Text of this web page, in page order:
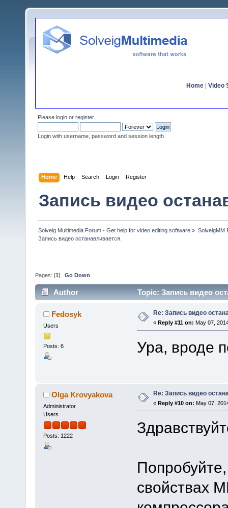
Home Video
Please login or register.
Login with username, password and session length
Home Help Search Login Register
Запись видео
Solveig Multimedia Forum - Get help for video editing software » SolveigMM
Запись видео останавливается.
Pages: [1 ] Go Down
Author Topic: Запись видео
Fedosyk
Users
Posts: 6
Re: Запись видео
« Reply #11 on: May 07,
Ура, вроде
Olga Krovyakova
Administrator
Users
Posts: 1222
Re: Запись видео
« Reply #10 on: May 07,
свойствах